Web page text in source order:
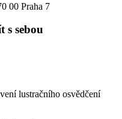
00 Praha 7
s sebou
lustračního osvědčení